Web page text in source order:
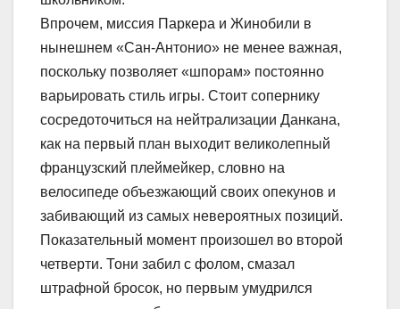
Впрочем, миссия Паркера и Жинобили в
нынешнем «Сан-Антонио» не менее важная,
поскольку позволяет «шпорам» постоянно
варьировать стиль игры. Стоит сопернику
сосредоточиться на нейтрализации Данкана,
как на первый план выходит великолепный
французский плеймейкер, словно на
велосипеде объезжающий своих опекунов и
забивающий из самых невероятных позиций.
Показательный момент произошел во второй
четверти. Тони забил с фолом, смазал
штрафной бросок, но первым умудрился